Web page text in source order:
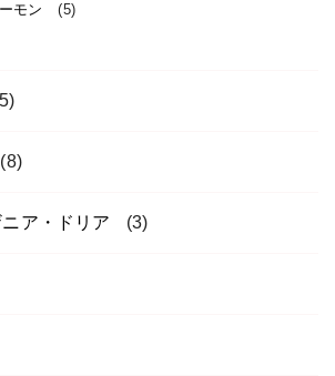
モン (5)
(8)
ア・ドリア (3)